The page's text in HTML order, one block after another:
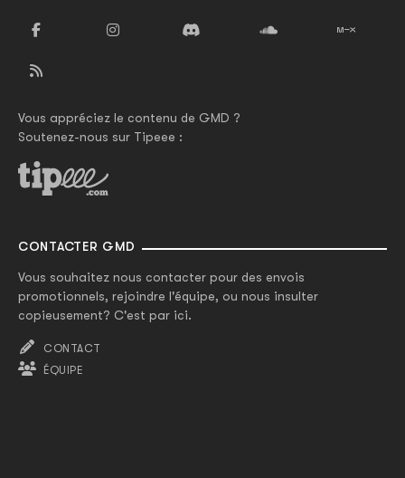
Vous appréciez le contenu de GMD ?
Soutenez-nous sur Tipeee :
CONTACTER GMD
Vous souhaitez nous contacter pour des envois
promotionnels, rejoindre l'équipe, ou nous insulter
copieusement? C'est par ici.
CONTACT
ÉQUIPE